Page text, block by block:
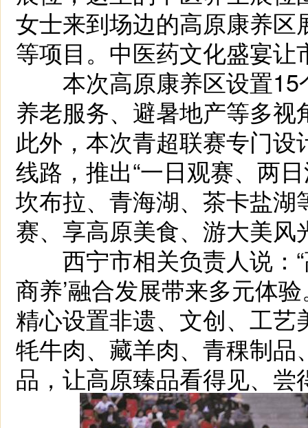
女士来到场边的高原康养
等项目。中医药文化盛宴
本次高原康养区设置15
养老服务、避暑地产等多
此外，本次青超联赛专门设
线路，推出“一日观赛、两
坎布拉、青海湖、茶卡盐
赛、享高原美食、游大美风
西宁市相关负责人说：“
商养’融合发展带来多元体
精心设置非遗、文创、工
牦牛肉、藏羊肉、青稞制
品，让高原臻品看得见、尝